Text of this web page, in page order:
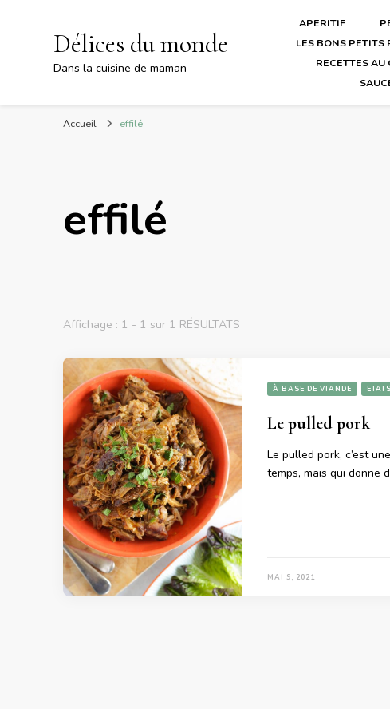
Délices du monde
Dans la cuisine de maman
APERITIF
LES BONS PETITS
RECETTES
Accueil effilé
effilé
Affichage : 1 - 1 sur 1 RÉSULTATS
À BASE DE VIANDE
Le pulled pork
Le pulled pork, c’est
temps, mais qui donne
MAI 9, 2021